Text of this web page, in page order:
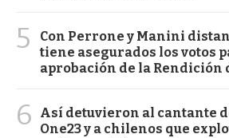
5
Con Perrone y Manini
tiene asegurados los votos
aprobación de la Rendición
6
Así detuvieron al cantante
One23 y a chilenos que